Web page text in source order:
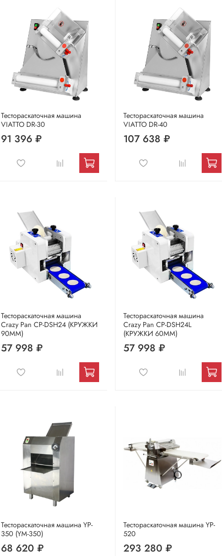
Тестораскаточная машина
VIATTO DR-30
91 396 ₽
Тестораскаточная машина
VIATTO DR-40
107 638 ₽
Тестораскаточная машина
Crazy Pan CP-DSH24 (КРУЖКИ
90ММ)
57 998 ₽
Тестораскаточная машина
Crazy Pan CP-DSH24L
(КРУЖКИ 60ММ)
57 998 ₽
Тестораскаточная машина YP-
350 (YM-350)
68 620 ₽
Тестораскаточная машина YP-
520
293 280 ₽